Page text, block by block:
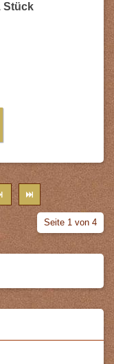
Stück
Seite 1 von 4